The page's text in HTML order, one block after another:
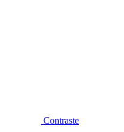
Contraste